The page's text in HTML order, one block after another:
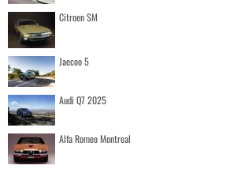
Citroen SM
Jaecoo 5
Audi Q7 2025
Alfa Romeo Montreal